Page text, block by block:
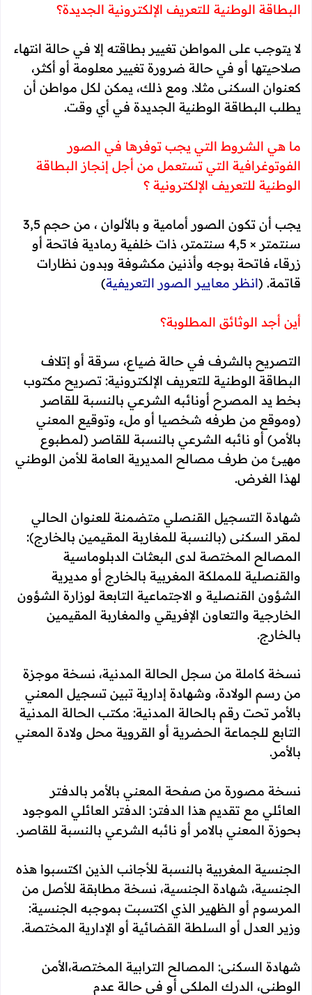
البطاقة الوطنية للتعريف الإلكترونية الجديدة؟
لا يتوجب على المواطن تغيير بطاقته إلا في حالة انتهاء
صلاحيتها أو في حالة ضرورة تغيير معلومة أو أكثر،
كعنوان السكنى مثلا. ومع ذلك، يمكن لكل مواطن أن
يطلب البطاقة الوطنية الجديدة في أي وقت.
ما هي الشروط التي يجب توفرها في الصور
الفوتوغرافية التي تستعمل من أجل إنجاز البطاقة
الوطنية للتعريف الإلكترونية ؟
يجب أن تكون الصور أمامية و بالألوان ، من حجم 3,5
سنتمتر × 4,5 سنتمتر، ذات خلفية رمادية فاتحة أو
زرقاء فاتحة بوجه وأذنين مكشوفة وبدون نظارات
قاتمة. (انظر معايير الصور التعريفية)
أين أجد الوثائق المطلوبة؟
التصريح بالشرف في حالة ضياع، سرقة أو إتلاف
البطاقة الوطنية للتعريف الإلكترونية: تصريح مكتوب
بخط يد المصرح أونائبه الشرعي بالنسبة للقاصر
(وموقع من طرفه شخصيا أو ملء وتوقيع المعني
بالأمر) أو نائبه الشرعي بالنسبة للقاصر (لمطبوع
مهيئ من طرف مصالح المديرية العامة للأمن الوطني
لهذا الغرض.
شهادة التسجيل القنصلي متضمنة للعنوان الحالي
لمقر السكنى (بالنسبة للمغاربة المقيمين بالخارج):
المصالح المختصة لدى البعثات الدبلوماسية
والقنصلية للمملكة المغربية بالخارج أو مديرية
الشؤون القنصلية و الاجتماعية التابعة لوزارة الشؤون
الخارجية والتعاون الإفريقي والمغاربة المقيمين
بالخارج.
نسخة كاملة من سجل الحالة المدنية، نسخة موجزة
من رسم الولادة، وشهادة إدارية تبين تسجيل المعني
بالأمر تحت رقم بالحالة المدنية: مكتب الحالة المدنية
التابع للجماعة الحضرية أو القروية محل ولادة المعني
بالأمر.
نسخة مصورة من صفحة المعني بالأمر بالدفتر
العائلي مع تقديم هذا الدفتر: الدفتر العائلي الموجود
بحوزة المعني بالامر أو نائبه الشرعي بالنسبة للقاصر.
الجنسية المغربية بالنسبة للأجانب الذين اكتسبوا هذه
الجنسية، شهادة الجنسية، نسخة مطابقة للأصل من
المرسوم أو الظهير الذي اكتسبت بموجبه الجنسية:
وزير العدل أو السلطة القضائية أو الإدارية المختصة.
شهادة السكنى: المصالح الترابية المختصة،الأمن
الوطني، الدرك الملكي أو في حالة عدم